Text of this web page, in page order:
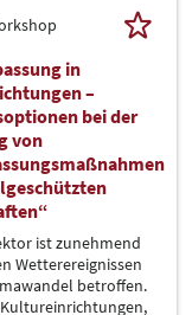
in
–
bei der
von
ist zunehmend
Wetterereignissen
betroffen.